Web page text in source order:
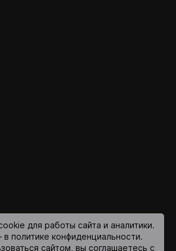
для работы сайта и аналитики.
политике конфиденциальности.
сайтом, вы соглашаетесь с